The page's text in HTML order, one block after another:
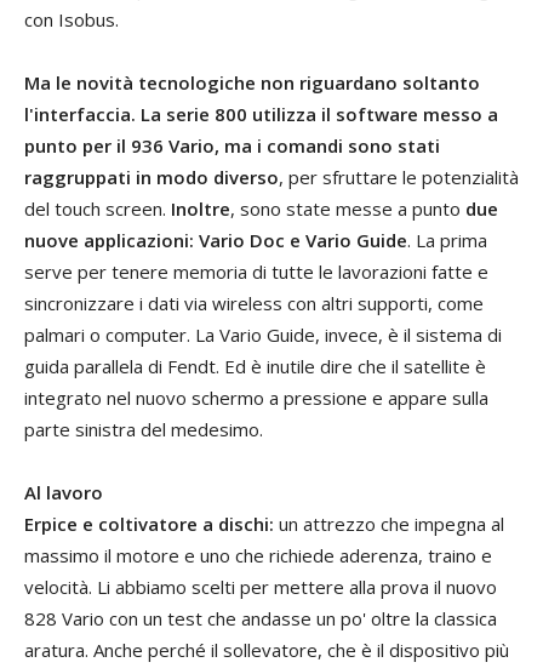
con Isobus.
Ma le novità tecnologiche non riguardano soltanto
l'interfaccia. La serie 800 utilizza il software messo a
punto per il 936 Vario, ma i comandi sono stati
raggruppati in modo diverso, per sfruttare le potenzialità
del touch screen. Inoltre, sono state messe a punto due
nuove applicazioni: Vario Doc e Vario Guide. La prima
serve per tenere memoria di tutte le lavorazioni fatte e
sincronizzare i dati via wireless con altri supporti, come
palmari o computer. La Vario Guide, invece, è il sistema di
guida parallela di Fendt. Ed è inutile dire che il satellite è
integrato nel nuovo schermo a pressione e appare sulla
parte sinistra del medesimo.
Al lavoro
Erpice e coltivatore a dischi: un attrezzo che impegna al
massimo il motore e uno che richiede aderenza, traino e
velocità. Li abbiamo scelti per mettere alla prova il nuovo
828 Vario con un test che andasse un po' oltre la classica
aratura. Anche perché il sollevatore, che è il dispositivo più